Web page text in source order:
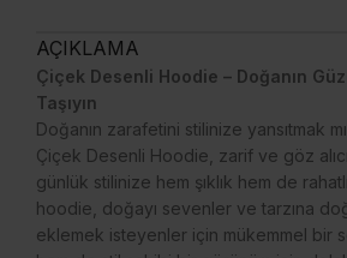
AÇIKLAMA
Çiçek Desenli Hoodie – Doğanın
Taşıyın
Doğanın zarafetini stilinize yansıtmak
Çiçek Desenli Hoodie, zarif ve göz
günlük stilinize hem şıklık hem de
hoodie, doğayı sevenler ve tarzına
eklemek isteyenler için mükemmel bir